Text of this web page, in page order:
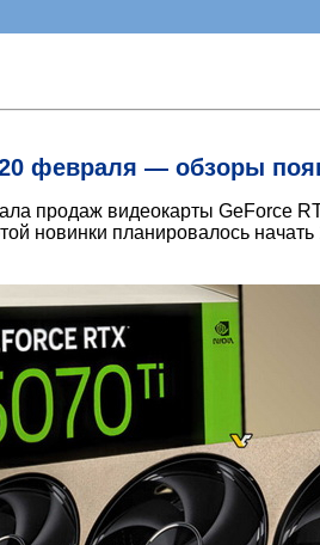
февраля — обзоры
продаж видеокарты GeForce
новинки планировалось